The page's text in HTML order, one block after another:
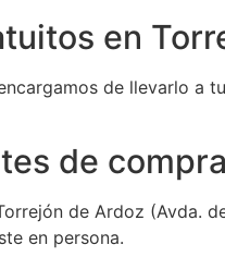
en
de llevarlo a
de
de Ardoz
en persona.